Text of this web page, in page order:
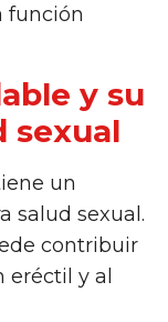
función
y su
sexual
un
salud sexual.
contribuir
y al